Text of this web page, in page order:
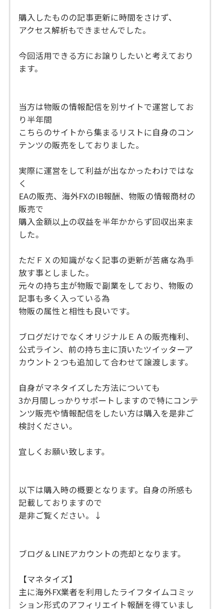
購入したものの記事更新に時間をさけず、
アクセス解析もできませんでした。
今回活用できる方にお譲りしたいと考えており
ます。
当方は物販の情報配信を別サイトで運営してお
り半年間
こちらのサイトから集まるリストに自身のコン
テンツの販売をしておりました。
実際に運営をして利益が出なかったわけではな
く
EAの販売、海外FXのIB報酬、物販の情報商材の
販売で
購入金額以上の収益を半年かからず回収出来ま
した。
ただＦＸの知識がなく記事の更新が苦痛な為手
放す事としました。
元々の持ち主が物販で副業をしており、物販の
記事も多く入っている為
物販の属性と相性も良いです。
ブログだけでなくオリジナルＥＡの販売権利、
公式ライン、前の持ち主に頂いたツイッターア
カウント２つも追加して合わせて譲渡します。
自身がマネタイズした方法についても
3か月間しっかりサポートしますので特にコンテ
ンツ販売や情報配信をしたい方は購入を是非ご
検討ください。
宜しくお願い致します。
以下は購入時の概要となります。自身の所感も
記載しておりますので
是非ご覧ください。↓
ブログ＆LINEアカウントの売却となります。
【マネタイズ】
主に海外FX業者を利用したライフタイムコミッ
ション形式のアフィリエイト報酬を得ていまし